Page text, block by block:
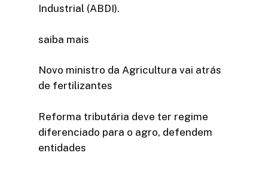
Industrial (ABDI).
saiba mais
Novo ministro da Agricultura vai atrás
de fertilizantes
Reforma tributária deve ter regime
diferenciado para o agro, defendem
entidades